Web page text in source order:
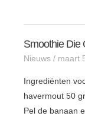
Smoothie Die
Nieuws / maart
Ingrediënten
havermout 50
Pel de banaan
Smoothie
die